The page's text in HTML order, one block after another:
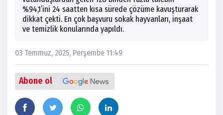
%94,1’ini 24 saatten kısa sürede çözüme kavuşturarak
dikkat çekti. En çok başvuru sokak hayvanları, inşaat
ve temizlik konularında yapıldı.
03 Temmuz, 2025, Perşembe 11:49
Abone ol